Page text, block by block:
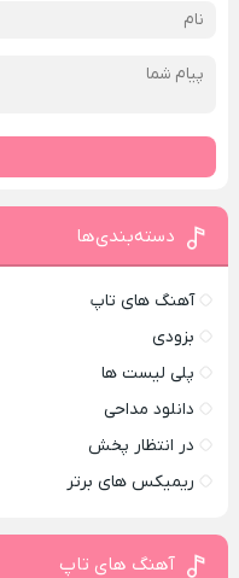
دسته‌بندی‌ها
آهنگ های تاپ
بزودی
پلی لیست ها
دانلود مداحی
در انتظار پخش
ریمیکس های برتر
آهنگ های تاپ